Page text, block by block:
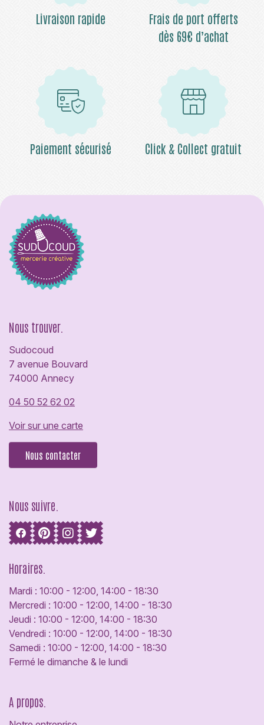
Livraison rapide
Frais de port offerts
dès 69€ d’achat
Paiement sécurisé Click & Collect gratuit
Nous trouver.
Sudocoud
7 avenue Bouvard
74000 Annecy
04 50 52 62 02
Voir sur une carte
Nous contacter
Nous suivre.
Horaires.
Mardi : 10:00 - 12:00, 14:00 - 18:30
Mercredi : 10:00 - 12:00, 14:00 - 18:30
Jeudi : 10:00 - 12:00, 14:00 - 18:30
Vendredi : 10:00 - 12:00, 14:00 - 18:30
Samedi : 10:00 - 12:00, 14:00 - 18:30
Fermé le dimanche & le lundi
A propos.